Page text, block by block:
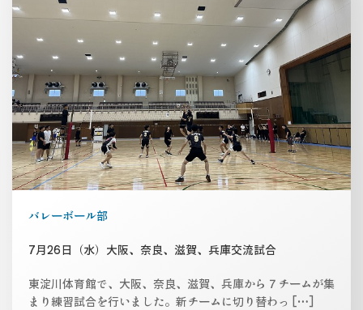
バレーボール部
7月26日（水）大阪、奈良、滋賀、兵庫交流試合
東淀川体育館で、大阪、奈良、滋賀、兵庫から７チームが集
まり練習試合を行いました。新チームに切り替わっ […]